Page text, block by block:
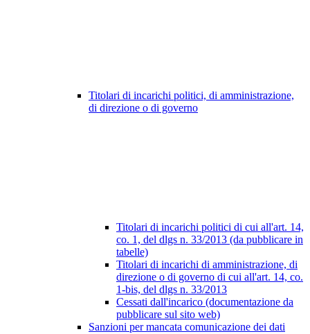
Titolari di incarichi politici, di amministrazione,
di direzione o di governo
Titolari di incarichi politici di cui all'art. 14,
co. 1, del dlgs n. 33/2013 (da pubblicare in
tabelle)
Titolari di incarichi di amministrazione, di
direzione o di governo di cui all'art. 14, co.
1-bis, del dlgs n. 33/2013
Cessati dall'incarico (documentazione da
pubblicare sul sito web)
Sanzioni per mancata comunicazione dei dati